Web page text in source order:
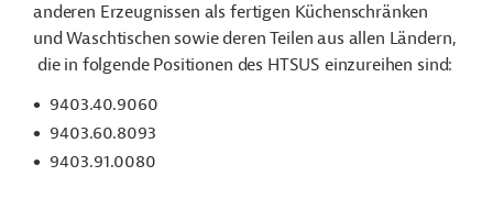
anderen Erzeugnissen als fertigen Küchenschränken
und Waschtischen sowie deren Teilen aus allen Ländern,
die in folgende Positionen des HTSUS einzureihen sind:
9403.40.9060
9403.60.8093
9403.91.0080